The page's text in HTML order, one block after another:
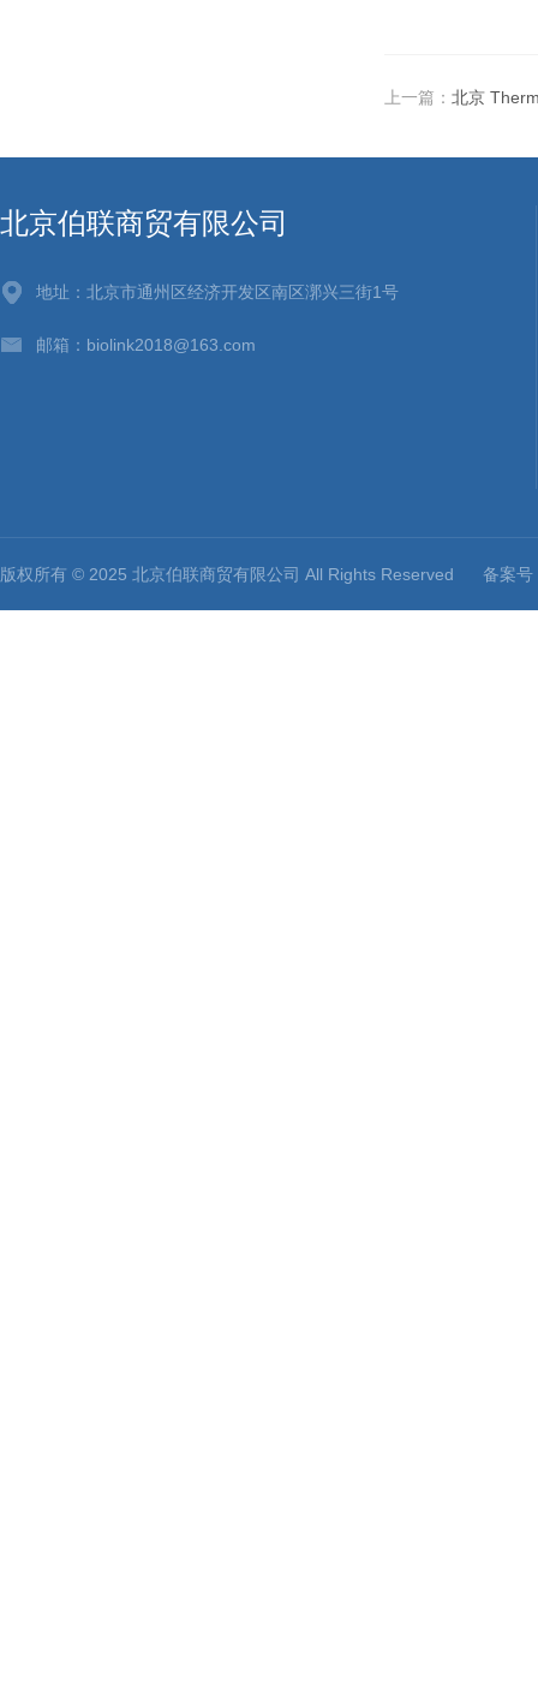
上一篇： 北京
北京伯联商贸有限公司
地址：北京市通州区经济开发区南区漷兴三街1号
邮箱：biolink2018@163.com
版权所有 © 2025 北京伯联商贸有限公司 All Rights Reserved 备案号